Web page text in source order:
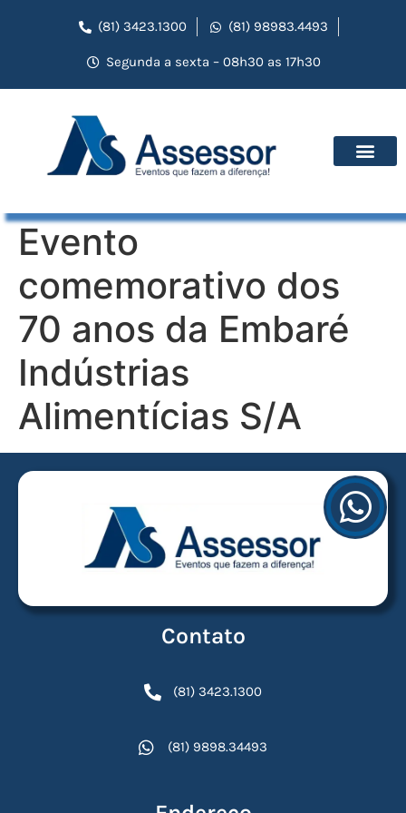
(81) 3423.1300 (81) 98983.4493
Segunda a sexta – 08h30 as 17h30
Evento
comemorativo dos
70 anos da Embaré
Indústrias
Alimentícias S/A
Contato
(81) 3423.1300
(81) 9898.34493